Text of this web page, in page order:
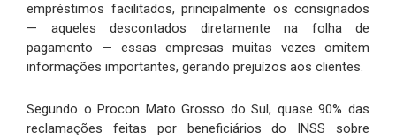
empréstimos facilitados, principalmente os consignados
— aqueles descontados diretamente na folha de
pagamento — essas empresas muitas vezes omitem
informações importantes, gerando prejuízos aos clientes.
Segundo o Procon Mato Grosso do Sul, quase 90% das
reclamações feitas por beneficiários do INSS sobre